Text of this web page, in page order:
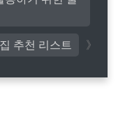
추천 리스트